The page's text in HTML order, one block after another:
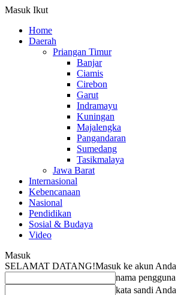
Masuk Ikut
Home
Daerah
Priangan Timur
Banjar
Ciamis
Cirebon
Garut
Indramayu
Kuningan
Majalengka
Pangandaran
Sumedang
Tasikmalaya
Jawa Barat
Internasional
Kebencanaan
Nasional
Pendidikan
Sosial & Budaya
Video
Masuk
SELAMAT DATANG!Masuk ke akun Anda
nama pengguna
kata sandi Anda